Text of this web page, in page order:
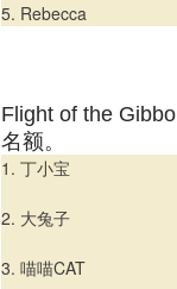
5. Rebecca
Flight of the
名额。
1. 丁小宝
2. 大兔子
3. 喵喵CAT